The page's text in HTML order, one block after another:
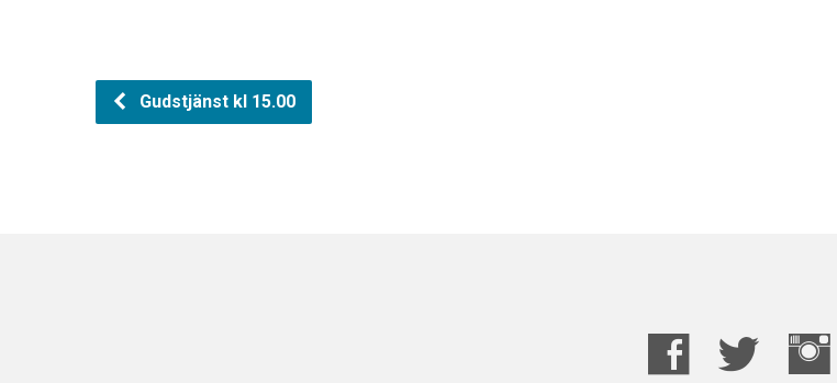
Gudstjänst kl 15.00